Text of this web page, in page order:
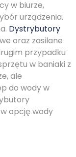
w biurze,
urządzenia.
Dystrybutory
oraz zasilane
przypadku
w baniaki z
ale
do wody w
opcję wody